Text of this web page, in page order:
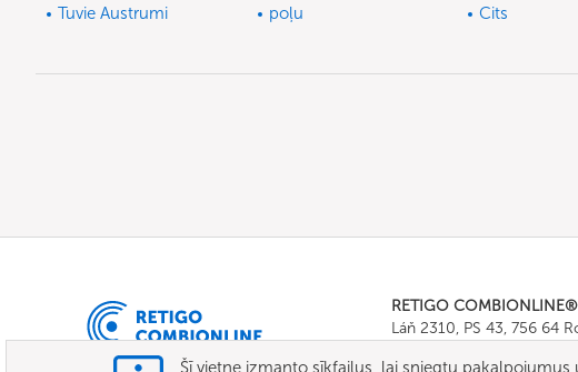
Tuvie Austrumi
poļu Cits
RETIGO COMBIONLINE®
Láň 2310, PS 43, 756 64
Šī vietne izmanto sīkfailus, lai sniegtu